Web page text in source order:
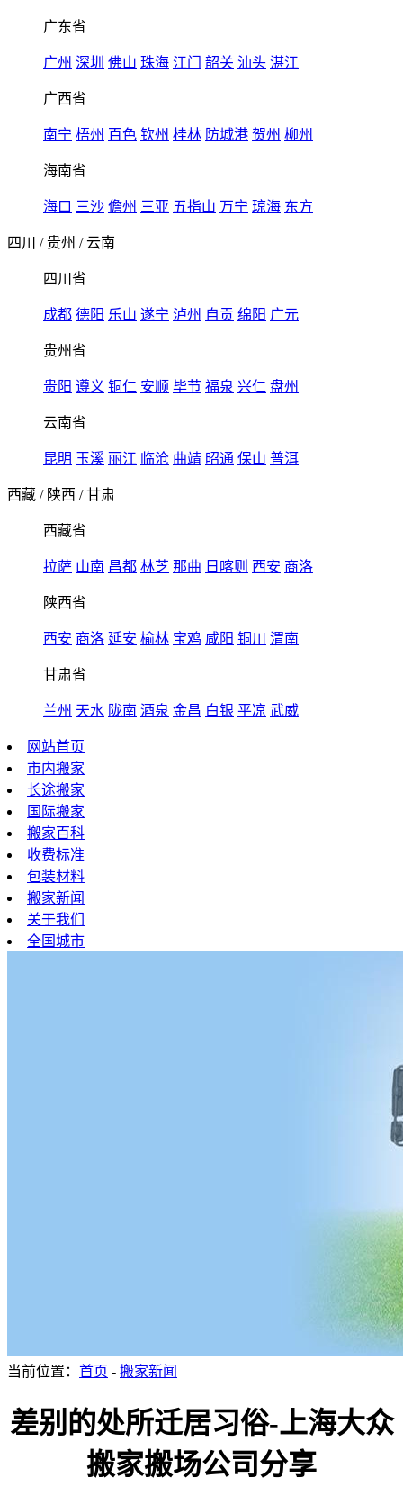
广东省
广州 深圳 佛山 珠海 江门 韶关 汕头 湛江
广西省
南宁 梧州 百色 钦州 桂林 防城港 贺州 柳州
海南省
海口 三沙 儋州 三亚 五指山 万宁 琼海 东方
四川 /贵州 /云南
四川省
成都 德阳 乐山 遂宁 泸州 自贡 绵阳 广元
贵州省
贵阳 遵义 铜仁 安顺 毕节 福泉 兴仁 盘州
云南省
昆明 玉溪 丽江 临沧 曲靖 昭通 保山 普洱
西藏 / 陕西 /甘肃
西藏省
拉萨 山南 昌都 林芝 那曲 日喀则 西安 商洛
陕西省
西安 商洛 延安 榆林 宝鸡 咸阳 铜川 渭南
甘肃省
兰州 天水 陇南 酒泉 金昌 白银 平凉 武威
网站首页
市内搬家
长途搬家
国际搬家
搬家百科
收费标准
包装材料
搬家新闻
关于我们
全国城市
当前位置： 首页 - 搬家新闻
差别的处所迁居习俗-上海大众
搬家搬场公司分享